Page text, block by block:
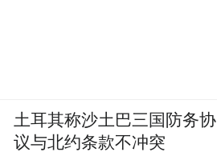
土耳其称沙土巴三国防务协
议与北约条款不冲突